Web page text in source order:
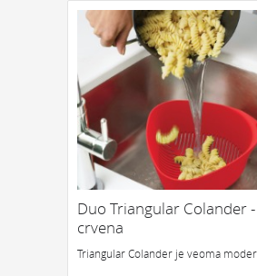
Duo Triangular Colander
crvena
Triangular Colander je veoma